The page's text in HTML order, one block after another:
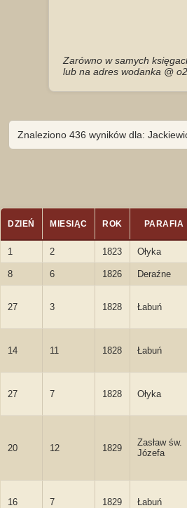
Zarówno w samych
lub na adres wodanka @
Znaleziono 436 wyników dla:
DZIEŃ MIESIĄC ROK PARAFIA
1 2 1823 Ołyka
8 6 1826 Deraźne
27 3 1828 Łabuń
14 11 1828 Łabuń
27 7 1828 Ołyka
20 12 1829
Zasław św.
Józefa
16 7 1829 Łabuń